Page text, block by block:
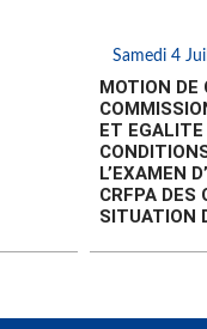
Samedi 4
MOTION DE
ET
L’EXAMEN
CRFPA DES
SITUATION